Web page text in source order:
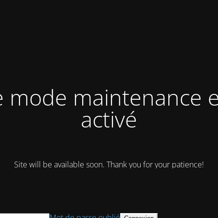
mode maintenance
activé
Site will be available soon. Thank you for your patience!